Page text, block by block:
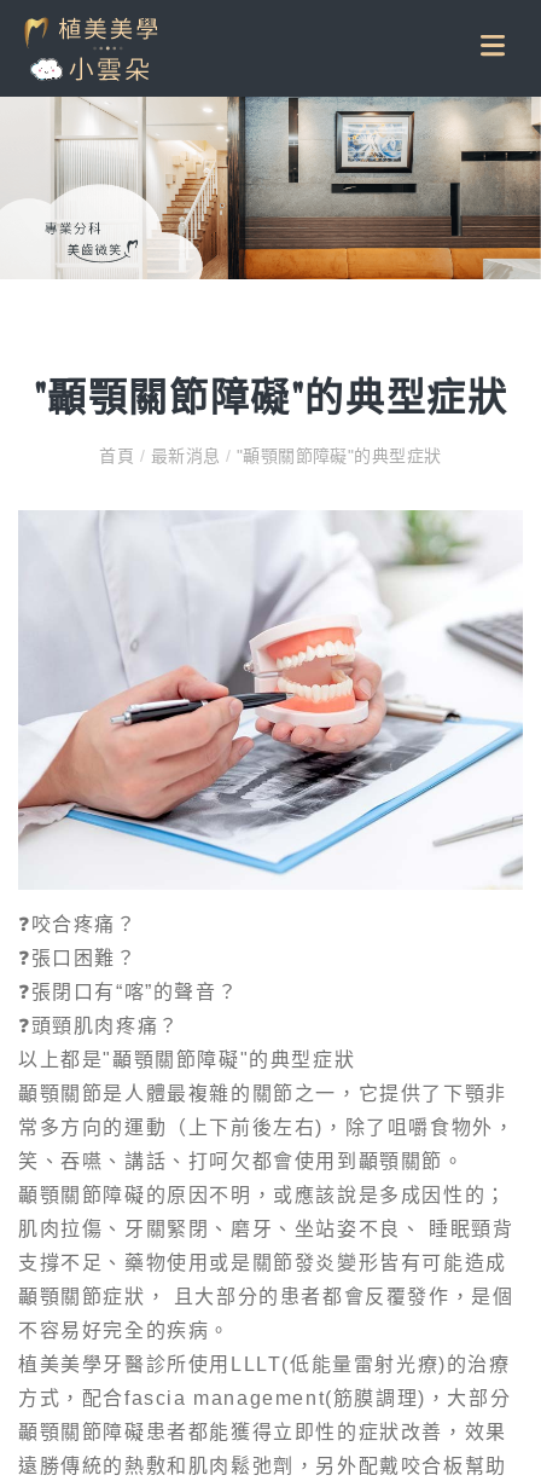
"顳顎關節障礙"的典型症狀
首頁 / 最新消息 / "顳顎關節障礙"的典型症狀
❓咬合疼痛？
❓張口困難？
❓張閉口有“喀”的聲音？
❓頭頸肌肉疼痛？
以上都是"顳顎關節障礙"的典型症狀
顳顎關節是人體最複雜的關節之一，它提供了下顎非
常多方向的運動（上下前後左右)，除了咀嚼食物外，
笑、吞嚥、講話、打呵欠都會使用到顳顎關節。
顳顎關節障礙的原因不明，或應該說是多成因性的；
肌肉拉傷、牙關緊閉、磨牙、坐站姿不良、 睡眠頸背
支撐不足、藥物使用或是關節發炎變形皆有可能造成
顳顎關節症狀， 且大部分的患者都會反覆發作，是個
不容易好完全的疾病。
植美美學牙醫診所使用LLLT(低能量雷射光療)的治療
方式，配合fascia management(筋膜調理)，大部分
顳顎關節障礙患者都能獲得立即性的症狀改善，效果
遠勝傳統的熱敷和肌肉鬆弛劑，另外配戴咬合板幫助